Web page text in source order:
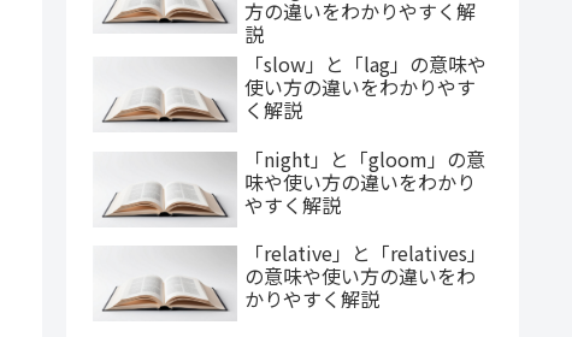
方の違いをわかりやすく解
説
「slow」と「lag」の意味や
使い方の違いをわかりやす
く解説
「night」と「gloom」の意
味や使い方の違いをわかり
やすく解説
「relative」と「relatives」
の意味や使い方の違いをわ
かりやすく解説